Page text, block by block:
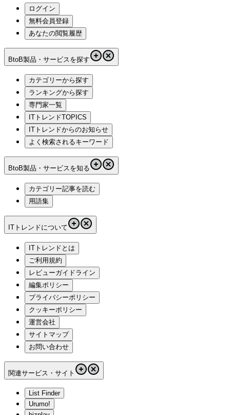
ログイン
無料会員登録
あなたの閲覧履歴
BtoB製品・サービスを探す
カテゴリーから探す
ランキングから探す
専門家一覧
ITトレンドTOPICS
ITトレンドからのお知らせ
よく検索されるキーワード
BtoB製品・サービスを知る
カテゴリー記事を読む
用語集
ITトレンドについて
ITトレンドとは
ご利用規約
レビューガイドライン
編集ポリシー
プライバシーポリシー
クッキーポリシー
運営会社
サイトマップ
お問い合わせ
関連サービス・サイト
List Finder
Urumo!